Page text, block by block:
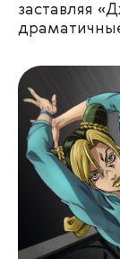
заставляя